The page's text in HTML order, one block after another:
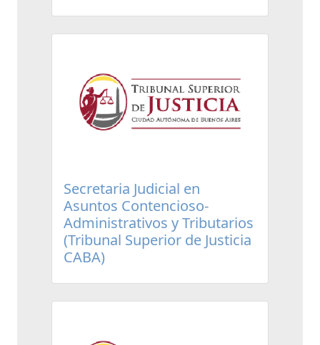
Secretaria Judicial en
Asuntos Contencioso-
Administrativos y Tributarios
(Tribunal Superior de Justicia
CABA)